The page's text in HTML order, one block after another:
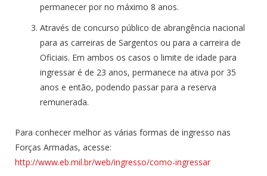
permanecer por no máximo 8 anos.
Através de concurso público de abrangência nacional
para as carreiras de Sargentos ou para a carreira de
Oficiais. Em ambos os casos o limite de idade para
ingressar é de 23 anos, permanece na ativa por 35
anos e então, podendo passar para a reserva
remunerada.
Para conhecer melhor as várias formas de ingresso nas
Forças Armadas, acesse:
http://www.eb.mil.br/web/ingresso/como-ingressar